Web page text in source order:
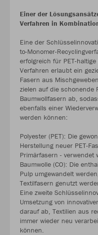
Einer der
Verfahren in
Eine der
to-Monomer-
erfolgreich für PET-
Verfahren erlaubt ein
Fasern aus
zielen auf die schonende
Baumwollfasern ab,
ebenfalls einer
werden können:
Polyester (PET): Die
Herstellung neuer PET-
Primärfasern - verwendet
Baumwolle (CO): Die
Pulp umgewandelt
Textilfasern genutzt
Eine zweite
Umsetzung von
darauf ab, Textilien aus
immer wieder neu
können.